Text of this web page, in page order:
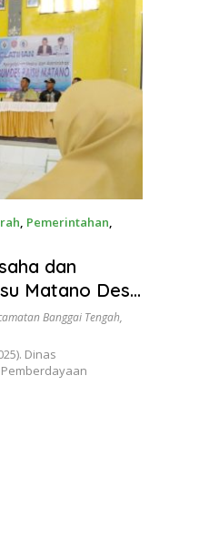
, Pemerintahan,
dan
Matano Desa
Banggai Tengah,
Dinas